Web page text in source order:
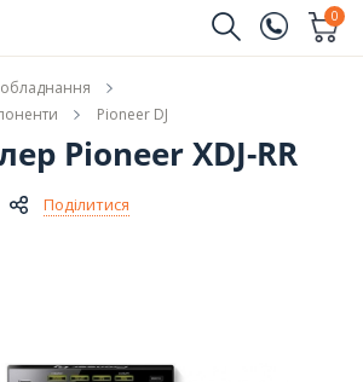
(096)
(044)
0
Pioneer DJ
Pioneer XDJ-RR
Поділитися
Повідомити про наявність